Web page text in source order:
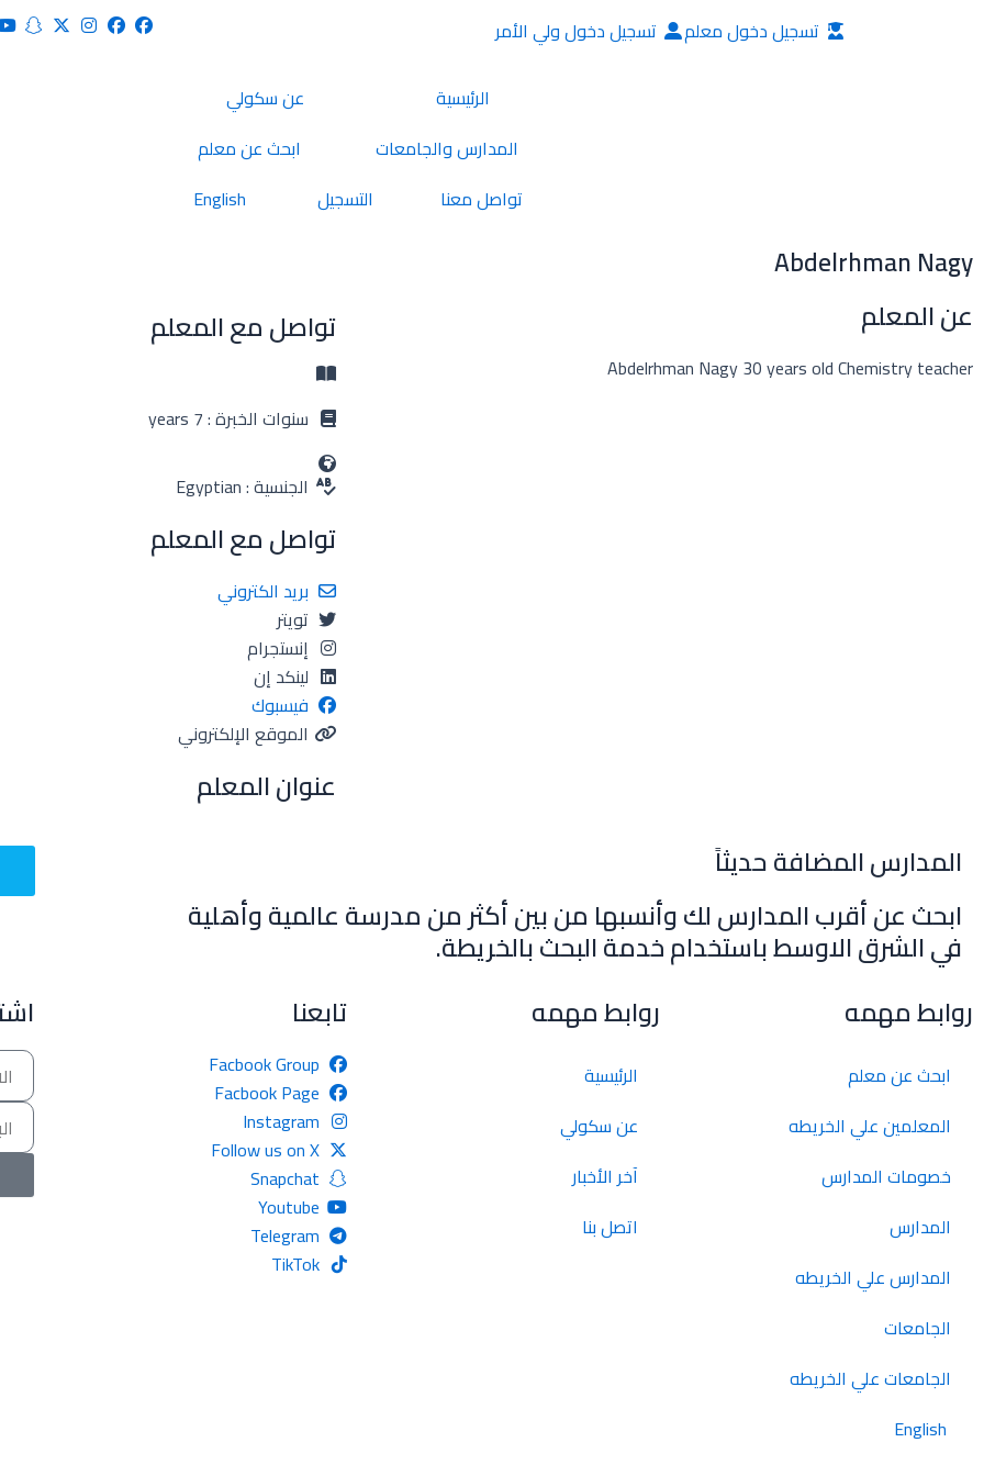
تسجيل دخول معلم تسجيل دخول ولي الأمر
الرئيسية
عن سكولي
المدارس والجامعات
ابحث عن معلم
تواصل معنا
التسجيل English
Abdelrhman Nagy
عن المعلم
Abdelrhman Nagy 30 years old Chemistry teacher
تواصل مع المعلم
سنوات الخبرة : 7 years
الجنسية : Egyptian
تواصل مع المعلم
بريد الكتروني
تويتر
إنستجرام
لينكد إن
فيسبوك
الموقع الإلكتروني
عنوان المعلم
المدارس المضافة حديثاً
ابحث عن أقرب المدارس لك وأنسبها من بين أكثر من مدرسة عالمية وأهلية
في الشرق الاوسط باستخدام خدمة البحث بالخريطة.
روابط مهمه
ابحث عن معلم
المعلمين علي الخريطه
خصومات المدارس
المدارس
المدارس علي الخريطه
الجامعات
الجامعات علي الخريطه
English
روابط مهمه
الرئيسية
عن سكولي
آخر الأخبار
اتصل بنا
تابعنا
Facbook Group
Facbook Page
Instagram
Follow us on X
Snapchat
Youtube
Telegram
TikTok
Email